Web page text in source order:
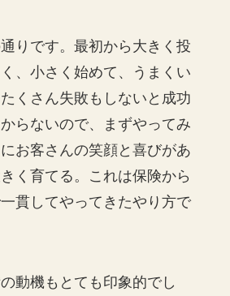
通りです。最初から大きく投
、小さく始めて、うまくい
くさん失敗もしないと成功
らないので、まずやってみ
お客さんの笑顔と喜びがあ
く育てる。これは保険から
貫してやってきたやり方で
の動機もとても印象的でし